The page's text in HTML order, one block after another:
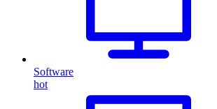
Software
hot